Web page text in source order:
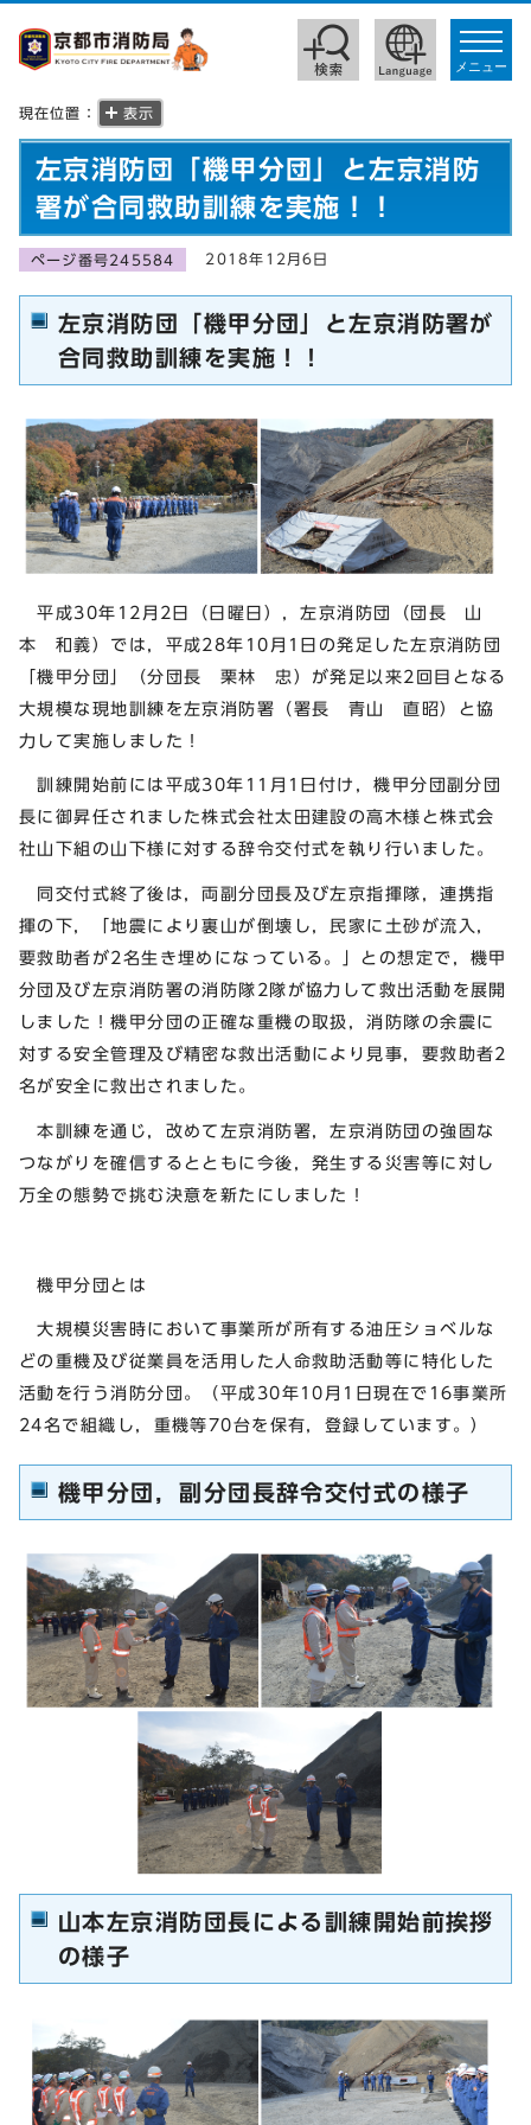
toggle
メニュー
現在位置： 表示
左京消防団「機甲分団」と左京消防
署が合同救助訓練を実施！！
ページ番号245584 2018年12月6日
左京消防団「機甲分団」と左京消防署が
合同救助訓練を実施！！
平成30年12月2日（日曜日），左京消防団（団長 山
本 和義）では，平成28年10月1日の発足した左京消防団
「機甲分団」（分団長 栗林 忠）が発足以来2回目となる
大規模な現地訓練を左京消防署（署長 青山 直昭）と協
力して実施しました！
訓練開始前には平成30年11月1日付け，機甲分団副分団
長に御昇任されました株式会社太田建設の高木様と株式会
社山下組の山下様に対する辞令交付式を執り行いました。
同交付式終了後は，両副分団長及び左京指揮隊，連携指
揮の下，「地震により裏山が倒壊し，民家に土砂が流入，
要救助者が2名生き埋めになっている。」との想定で，機甲
分団及び左京消防署の消防隊2隊が協力して救出活動を展開
しました！機甲分団の正確な重機の取扱，消防隊の余震に
対する安全管理及び精密な救出活動により見事，要救助者2
名が安全に救出されました。
本訓練を通じ，改めて左京消防署，左京消防団の強固な
つながりを確信するとともに今後，発生する災害等に対し
万全の態勢で挑む決意を新たにしました！
機甲分団とは
大規模災害時において事業所が所有する油圧ショベルな
どの重機及び従業員を活用した人命救助活動等に特化した
活動を行う消防分団。（平成30年10月1日現在で16事業所
24名で組織し，重機等70台を保有，登録しています。）
機甲分団，副分団長辞令交付式の様子
山本左京消防団長による訓練開始前挨拶
の様子